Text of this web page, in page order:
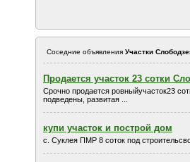
Соседние объявления Участки
Продается участок 23 сотки
Срочно продается ровныйучасток23
подведены, развитая ...
купи участок и построй дом
с. Суклея ПМР 8 соток под